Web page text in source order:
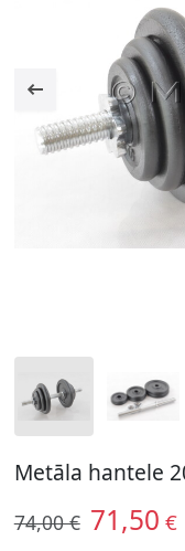
Metāla hantele
74,00 € 71,50 €